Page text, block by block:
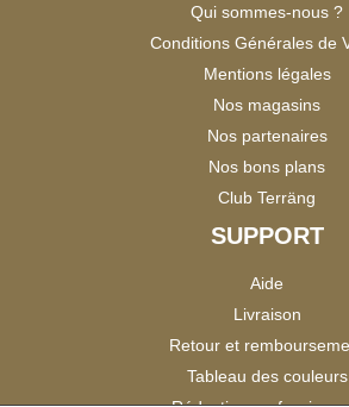
Qui sommes-nous ?
Conditions Générales de
Mentions légales
Nos magasins
Nos partenaires
Nos bons plans
Club Terräng
SUPPORT
Aide
Livraison
Retour et
Tableau des couleurs